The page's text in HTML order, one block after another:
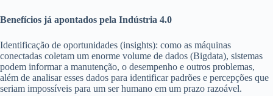
Benefícios já apontados pela Indústria 4.0
Identificação de oportunidades (insights): como as máquinas
conectadas coletam um enorme volume de dados (Bigdata), sistemas
podem informar a manutenção, o desempenho e outros problemas,
além de analisar esses dados para identificar padrões e percepções que
seriam impossíveis para um ser humano em um prazo razoável.